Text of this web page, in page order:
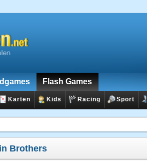
Flash Games
Karten Kids Racing Sport
Brothers